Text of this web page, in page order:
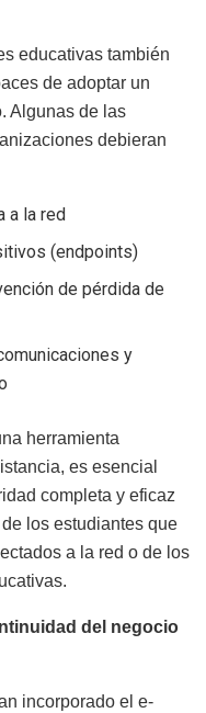
educativas también
de adoptar un
Algunas de las
debieran
a la red
(endpoints)
de pérdida de
y
herramienta
es esencial
completa y eficaz
los estudiantes que
a la red o de los
del negocio
incorporado el e-